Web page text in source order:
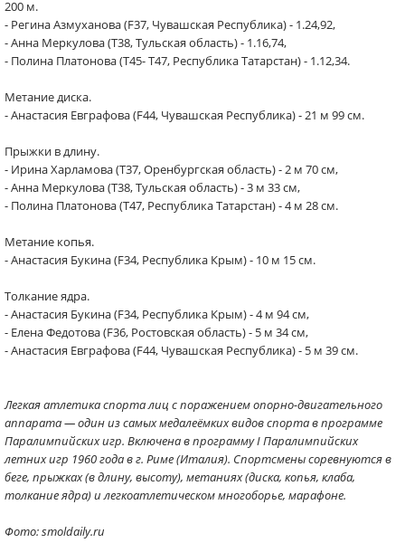
200 м.
- Регина Азмуханова (F37, Чувашская Республика) - 1.24,92,
- Анна Меркулова (Т38, Тульская область) - 1.16,74,
- Полина Платонова (Т45- Т47, Республика Татарстан) - 1.12,34.
Метание диска.
- Анастасия Евграфова (F44, Чувашская Республика) - 21 м 99 см.
Прыжки в длину.
- Ирина Харламова (Т37, Оренбургская область) - 2 м 70 см,
- Анна Меркулова (Т38, Тульская область) - 3 м 33 см,
- Полина Платонова (Т47, Республика Татарстан) - 4 м 28 см.
Метание копья.
- Анастасия Букина (F34, Республика Крым) - 10 м 15 см.
Толкание ядра.
- Анастасия Букина (F34, Республика Крым) - 4 м 94 см,
- Елена Федотова (F36, Ростовская область) - 5 м 34 см,
- Анастасия Евграфова (F44, Чувашская Республика) - 5 м 39 см.
Легкая атлетика спорта лиц с поражением опорно-двигательного
аппарата — один из самых медалеёмких видов спорта в программе
Паралимпийских игр. Включена в программу I Паралимпийских
летних игр 1960 года в г. Риме (Италия). Спортсмены соревнуются в
беге, прыжках (в длину, высоту), метаниях (диска, копья, клаба,
толкание ядра) и легкоатлетическом многоборье, марафоне.
Фото: smoldaily.ru